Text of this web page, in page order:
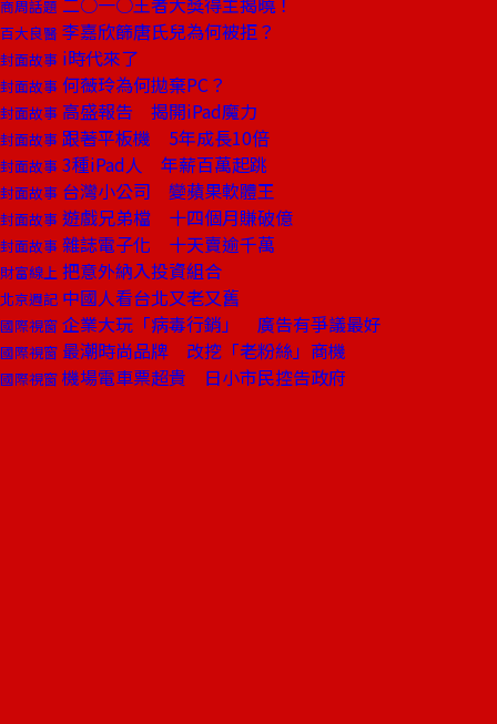
商周話題
百大良醫 李嘉欣篩唐氏兒為何被拒？
封面故事 i時代來了
封面故事 何薇玲為何拋棄PC？
封面故事 高盛報告 揭開iPad魔力
封面故事 跟著平板機 5年成長10倍
封面故事 3種iPad人 年薪百萬起跳
封面故事 台灣小公司 變蘋果軟體王
封面故事 遊戲兄弟檔 十四個月賺破億
封面故事 雜誌電子化 十天賣逾千萬
財富線上 把意外納入投資組合
北京週記 中國人看台北又老又舊
國際視窗 企業大玩「病毒行銷」 廣告有爭議最好
國際視窗 最潮時尚品牌 改挖「老粉絲」商機
國際視窗 機場電車票超貴 日小市民控告政府